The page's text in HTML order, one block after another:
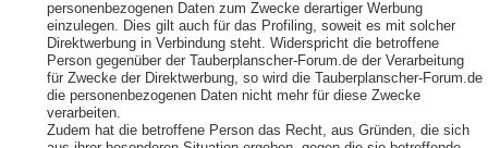
personenbezogenen Daten zum Zwecke derartiger Werbung
einzulegen. Dies gilt auch für das Profiling, soweit es mit solcher
Direktwerbung in Verbindung steht. Widerspricht die betroffene
Person gegenüber der Tauberplanscher-Forum.de der Verarbeitung
für Zwecke der Direktwerbung, so wird die Tauberplanscher-Forum.de
die personenbezogenen Daten nicht mehr für diese Zwecke
verarbeiten.
Zudem hat die betroffene Person das Recht, aus Gründen, die sich